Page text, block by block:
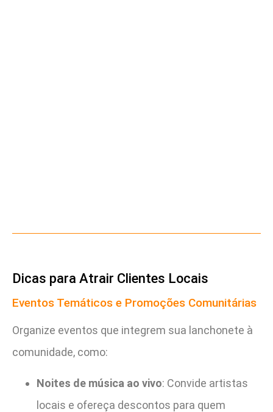
Dicas para Atrair Clientes Locais
Eventos Temáticos e Promoções Comunitárias
Organize eventos que integrem sua lanchonete à
comunidade, como:
Noites de música ao vivo: Convide artistas
locais e ofereça descontos para quem